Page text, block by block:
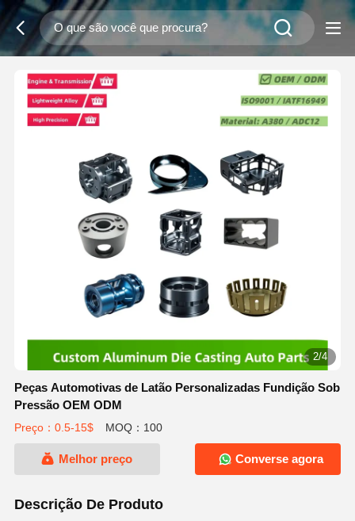
2/4
Peças Automotivas de Latão Personalizadas Fundição Sob
Pressão OEM ODM
Preço：0.5-15$ MOQ：100
Melhor preço Converse agora
Descrição De Produto